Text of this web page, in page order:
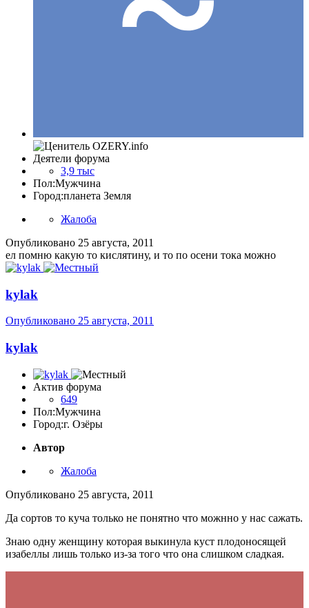
Деятели форума
3,9 тыс
Пол:Мужчина
Город:планета Земля
Жалоба
Опубликовано 25 августа, 2011
ел помню какую то кислятину, и то по осени тока можно
kylak
Опубликовано 25 августа, 2011
kylak
Актив форума
649
Пол:Мужчина
Город:г. Озёры
Автор
Жалоба
Опубликовано 25 августа, 2011
Да сортов то куча только не понятно что можнно у нас сажать.
Знаю одну женщину которая выкинула куст плодоносящей
изабеллы лишь только из-за того что она слишком сладкая.